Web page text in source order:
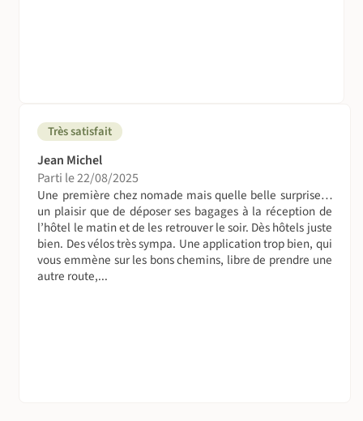
Très satisfait
Jean Michel
Parti le 22/08/2025
Une première chez nomade mais quelle belle surprise…
un plaisir que de déposer ses bagages à la réception de
l’hôtel le matin et de les retrouver le soir. Dès hôtels juste
bien. Des vélos très sympa. Une application trop bien, qui
vous emmène sur les bons chemins, libre de prendre une
autre route,...